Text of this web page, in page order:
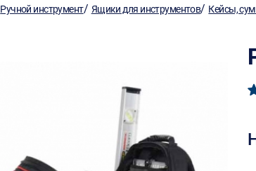
Ручной инструмент/ Ящики для инструментов/ Кейсы,